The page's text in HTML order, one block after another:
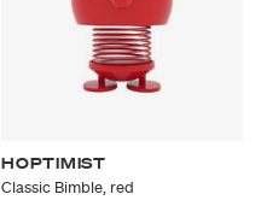
HOPTIMIST
Classic Bimble, red